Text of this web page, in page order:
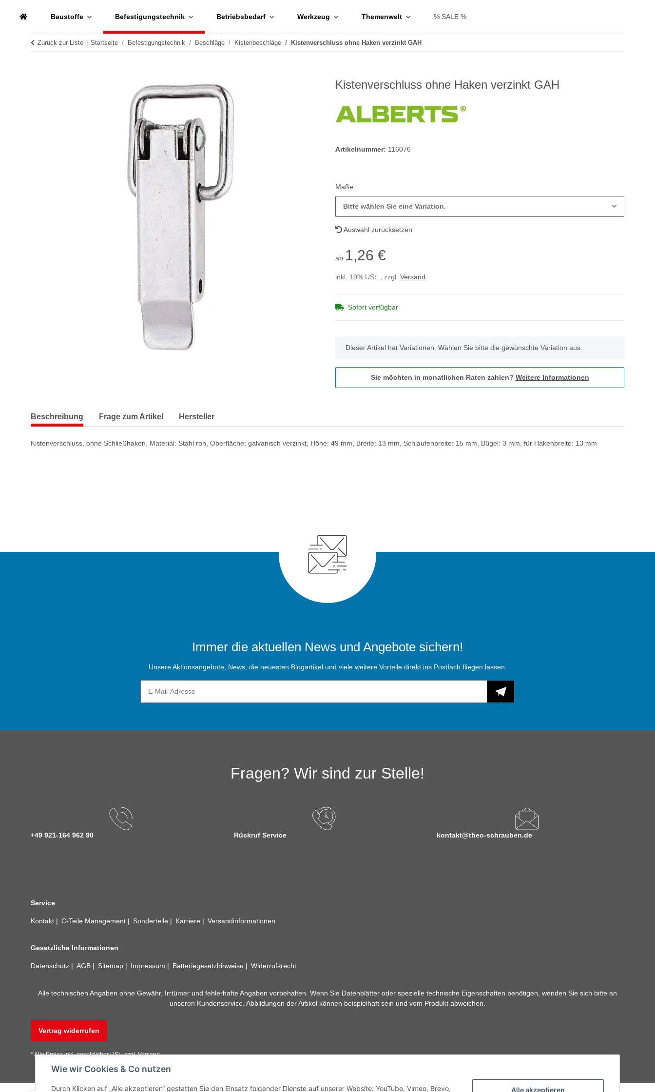
Alle akzeptieren
Wie wir Cookies & Co nutzen
Durch Klicken auf „Alle akzeptieren“ gestatten Sie den Einsatz folgender Dienste auf unserer Website: YouTube, Vimeo, Brevo,
Baustoffe Befestigungstechnik Betriebsbedarf Werkzeug Themenwelt % SALE %
Zurück zur Liste Startseite Befestigungstechnik Beschläge Kistenbeschläge Kistenverschluss ohne Haken verzinkt GAH
Kistenverschluss ohne Haken verzinkt GAH
Artikelnummer: 116076
Maße
Bitte wählen Sie eine Variation.
Auswahl zurücksetzen
ab 1,26 €
inkl. 19% USt. , zzgl. Versand
Sofort verfügbar
x
Dieser Artikel hat Variationen. Wählen Sie bitte die gewünschte Variation aus.
Sie möchten in monatlichen Raten zahlen? Weitere Informationen
Beschreibung Frage zum Artikel Hersteller
Kistenverschluss, ohne Schließhaken, Material: Stahl roh, Oberfläche: galvanisch verzinkt, Höhe: 49 mm, Breite: 13 mm, Schlaufenbreite: 15 mm, Bügel: 3 mm, für Hakenbreite: 13 mm
Immer die aktuellen News und Angebote sichern!
Unsere Aktionsangebote, News, die neuesten Blogartikel und viele weitere Vorteile direkt ins Postfach fliegen lassen.
Fragen? Wir sind zur Stelle!
+49 921-164 962 90 Rückruf Service kontakt@theo-schrauben.de
Service
Kontakt C-Teile Management Sonderteile Karriere Versandinformationen
Gesetzliche Informationen
Datenschutz AGB Sitemap Impressum Batteriegesetzhinweise Widerrufsrecht
Alle technischen Angaben ohne Gewähr. Irrtümer und fehlerhafte Angaben vorbehalten. Wenn Sie Datenblätter oder spezielle technische Eigenschaften benötigen, wenden Sie sich bitte an
unseren Kundenservice. Abbildungen der Artikel können beispielhaft sein und vom Produkt abweichen.
Vertrag widerrufen
* Alle Preise inkl. gesetzlicher USt., zzgl.Versand